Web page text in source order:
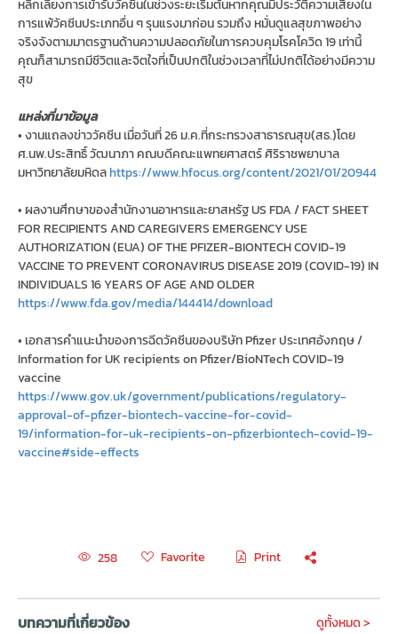
หลีกเลี่ยงการเข้ารับวัคซีนในช่วงระยะเริ่มต้นหากคุณมีประวัติความเสี่ยงใน
การแพ้วัคซีนประเภทอื่น ๆ รุนแรงมาก่อน รวมถึง หมั่นดูแลสุขภาพอย่าง
จริงจังตามมาตรฐานด้านความปลอดภัยในการควบคุมโรคโควิด 19 เท่านี้
คุณก็สามารถมีชีวิตและจิตใจที่เป็นปกติในช่วงเวลาที่ไม่ปกติได้อย่างมีความ
สุข
แหล่งที่มาข้อมูล
• งานแถลงข่าววัคซีน เมื่อวันที่ 26 ม.ค.ที่กระทรวงสาธารณสุข(สธ.)โดย
ศ.นพ.ประสิทธิ์ วัฒนาภา คณบดีคณะแพทยศาสตร์ ศิริราชพยาบาล
มหาวิทยาลัยมหิดลhttps://www.hfocus.org/content/2021/01/20944
• ผลงานศึกษาของสำนักงานอาหารและยาสหรัฐ US FDA / FACT SHEET
FOR RECIPIENTS AND CAREGIVERS EMERGENCY USE
AUTHORIZATION (EUA) OF THE PFIZER-BIONTECH COVID-19
VACCINE TO PREVENT CORONAVIRUS DISEASE 2019 (COVID-19) IN
INDIVIDUALS 16 YEARS OF AGE AND OLDER
https://www.fda.gov/media/144414/download
• เอกสารคำแนะนำของการฉีดวัคซีนของบริษัท Pfizer ประเทศอังกฤษ /
Information for UK recipients on Pfizer/BioNTech COVID-19
vaccine
https://www.gov.uk/government/publications/regulatory-
approval-of-pfizer-biontech-vaccine-for-covid-
19/information-for-uk-recipients-on-pfizerbiontech-covid-19-
vaccine#side-effects
258 Favorite Print
บทความที่เกี่ยวข้อง ดูทั้งหมด >